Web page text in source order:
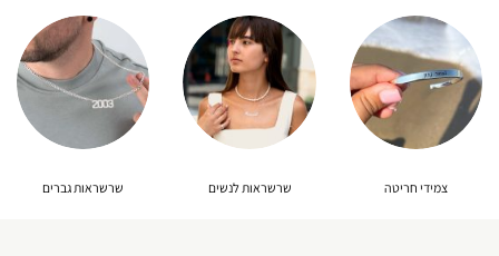
צמידי חריטה שרשראות לנשים שרשראות גברים